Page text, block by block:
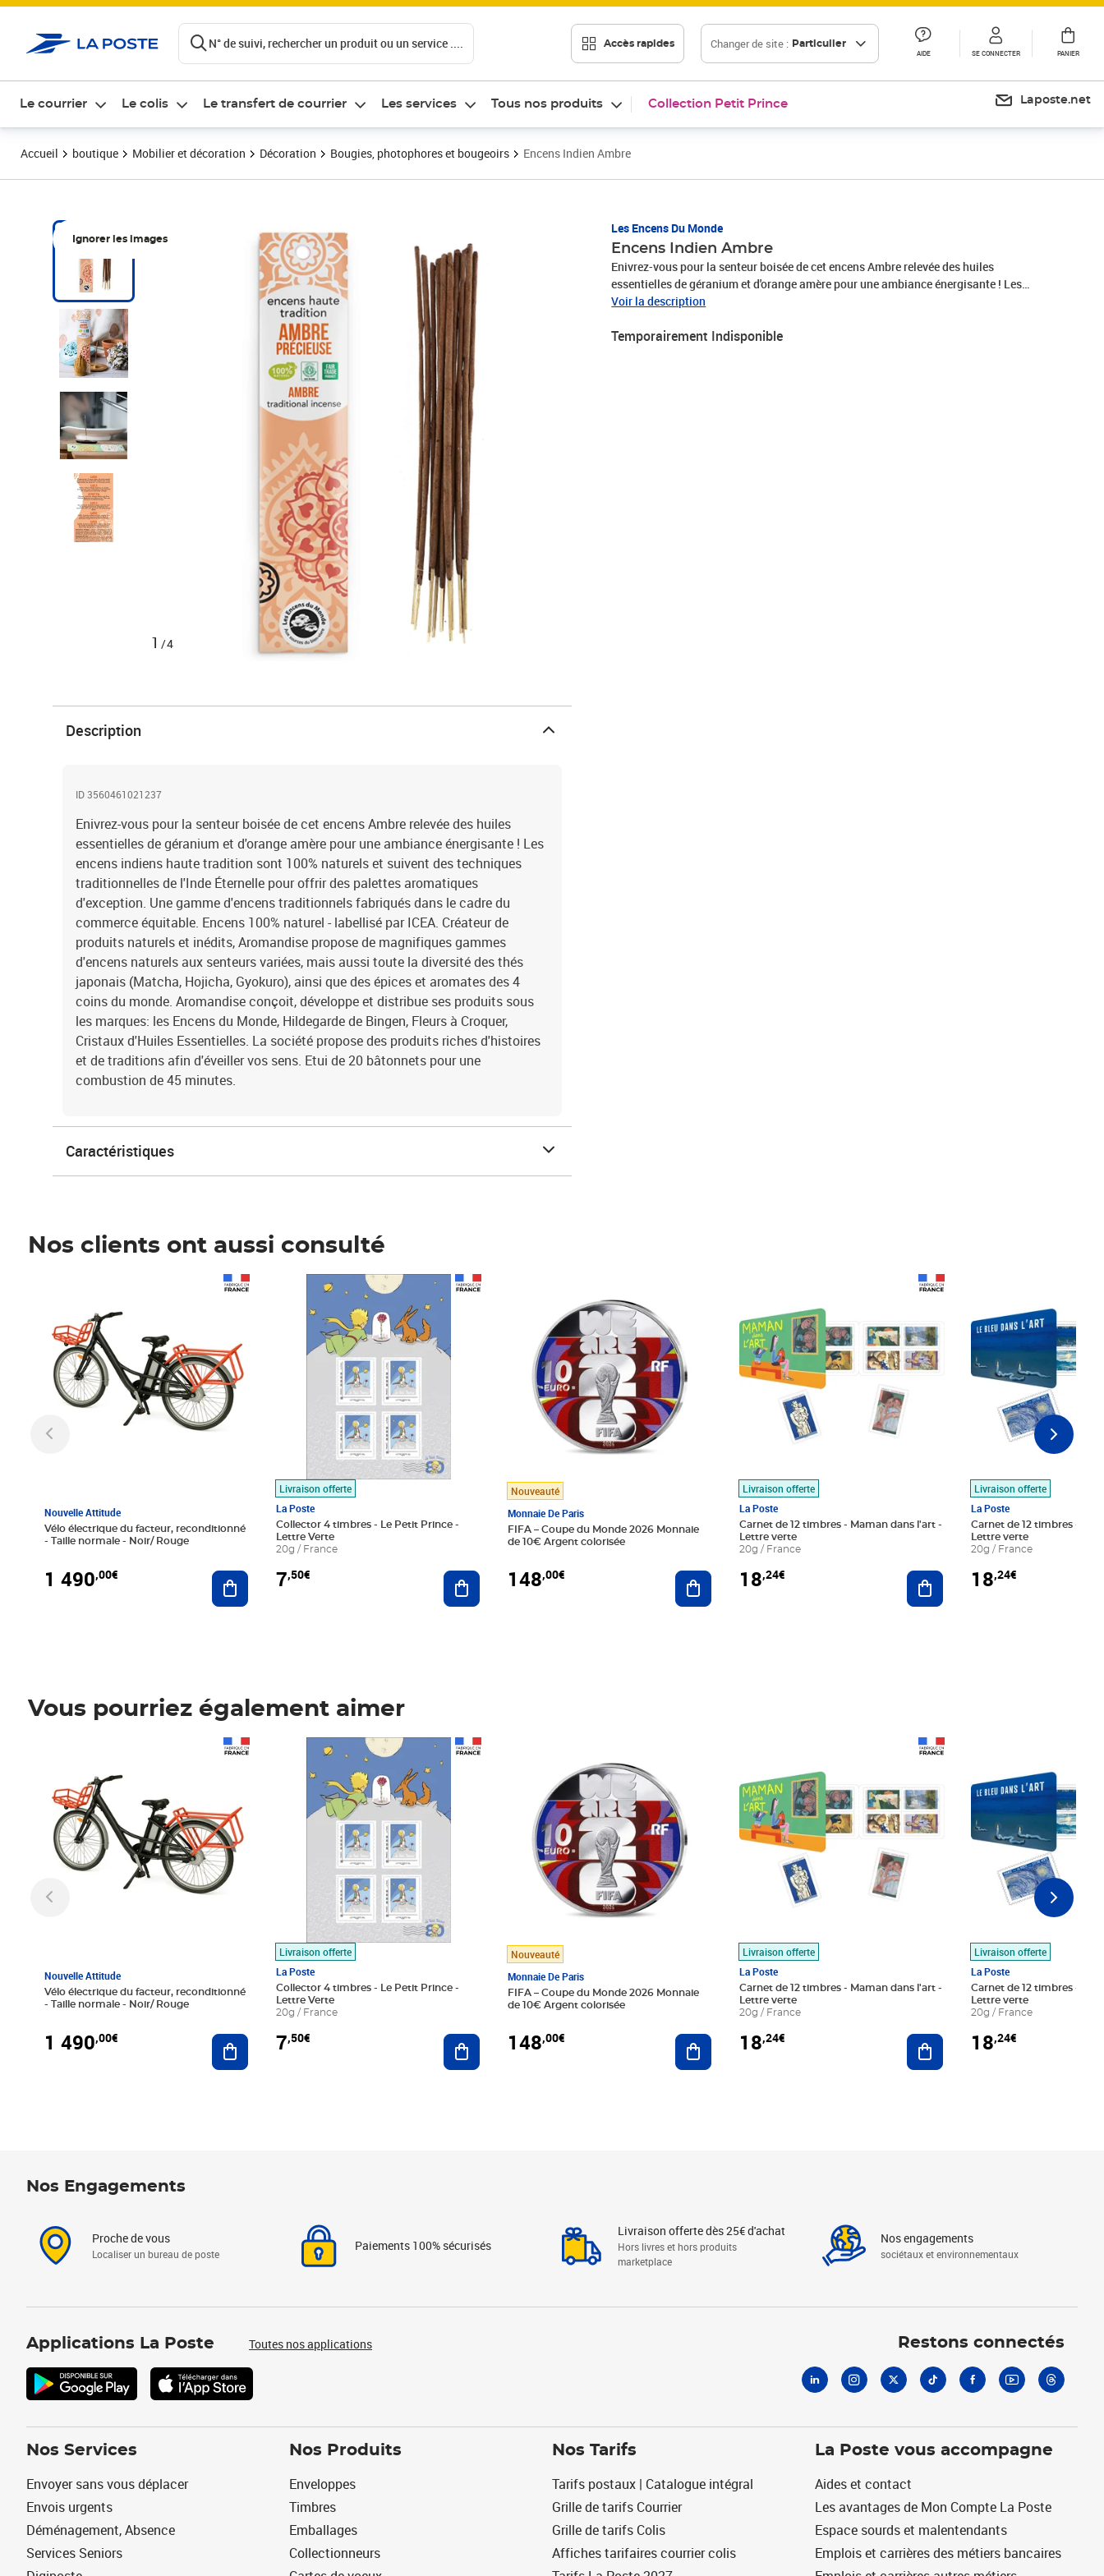
N° de suivi, rechercher un produit ou un service .... Accès rapides Changer de site : Particulier
AIDE SE CONNECTER PANIER
Le courrier Le colis Le transfert de courrier Les services Tous nos produits Collection Petit Prince Laposte.net
Accueil boutique Mobilier et décoration Décoration Bougies, photophores et bougeoirs Encens Indien Ambre
Ignorer les images
1 /4
Les Encens Du Monde
Encens Indien Ambre
Enivrez-vous pour la senteur boisée de cet encens Ambre relevée des huiles
essentielles de géranium et d'orange amère pour une ambiance énergisante ! Les
encens indiens haute tradition sont 100% naturels et suivent des techniques
Une gamme d'encens traditionnels fabriqués dans le cadre du commerce équitable.
Voir la description
Temporairement Indisponible
Description
ID 3560461021237
Enivrez-vous pour la senteur boisée de cet encens Ambre relevée des huiles
essentielles de géranium et d'orange amère pour une ambiance énergisante ! Les
encens indiens haute tradition sont 100% naturels et suivent des techniques
traditionnelles de l'Inde Éternelle pour offrir des palettes aromatiques
d'exception. Une gamme d'encens traditionnels fabriqués dans le cadre du
commerce équitable. Encens 100% naturel - labellisé par ICEA. Créateur de
produits naturels et inédits, Aromandise propose de magnifiques gammes
d'encens naturels aux senteurs variées, mais aussi toute la diversité des thés
japonais (Matcha, Hojicha, Gyokuro), ainsi que des épices et aromates des 4
coins du monde. Aromandise conçoit, développe et distribue ses produits sous
les marques: les Encens du Monde, Hildegarde de Bingen, Fleurs à Croquer,
Cristaux d'Huiles Essentielles. La société propose des produits riches d'histoires
et de traditions afin d'éveiller vos sens. Etui de 20 bâtonnets pour une
combustion de 45 minutes.
Caractéristiques
Nos clients ont aussi consulté
Nouvelle Attitude
Vélo électrique du facteur, reconditionné
- Taille normale - Noir/ Rouge
1 490,00€ Ajouter au panier
Livraison offerte
La Poste
Collector 4 timbres - Le Petit Prince -
Lettre Verte
20g / France
7,50€
Prix 7,50€
Ajouter au panier
Nouveauté
Monnaie De Paris
FIFA – Coupe du Monde 2026 Monnaie
de 10€ Argent colorisée
148,00€ Ajouter au panier
Livraison offerte
La Poste
Carnet de 12 timbres - Maman dans l'art -
Lettre verte
20g / France
18,24€ Ajouter au panier
Livraison offerte
La Poste
Carnet de 12 timbres - Le
Lettre verte
20g / France
18,24€
Vous pourriez également aimer
Nouvelle Attitude
Vélo électrique du facteur, reconditionné
- Taille normale - Noir/ Rouge
1 490,00€ Ajouter au panier
Livraison offerte
La Poste
Collector 4 timbres - Le Petit Prince -
Lettre Verte
20g / France
7,50€
Prix 7,50€
Ajouter au panier
Nouveauté
Monnaie De Paris
FIFA – Coupe du Monde 2026 Monnaie
de 10€ Argent colorisée
148,00€ Ajouter au panier
Livraison offerte
La Poste
Carnet de 12 timbres - Maman dans l'art -
Lettre verte
20g / France
18,24€ Ajouter au panier
Livraison offerte
La Poste
Carnet de 12 timbres - Le
Lettre verte
20g / France
18,24€
Nos Engagements
Proche de vous
Localiser un bureau de poste
Paiements 100% sécurisés
Livraison offerte dès 25€ d'achat
Hors livres et hors produits
marketplace
Nos engagements
sociétaux et environnementaux
Applications La Poste Toutes nos applications Restons connectés
Nos Services
Envoyer sans vous déplacer
Envois urgents
Déménagement, Absence
Services Seniors
Nos Produits
Enveloppes
Timbres
Emballages
Collectionneurs
Nos Tarifs
Tarifs postaux | Catalogue intégral
Grille de tarifs Courrier
Grille de tarifs Colis
Affiches tarifaires courrier colis
La Poste vous accompagne
Aides et contact
Les avantages de Mon Compte La Poste
Espace sourds et malentendants
Emplois et carrières des métiers bancaires